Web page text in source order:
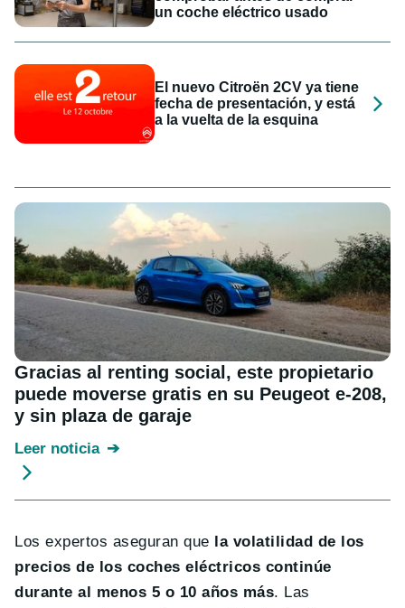
un coche eléctrico usado
El nuevo Citroën 2CV ya tiene
fecha de presentación, y está
a la vuelta de la esquina
Gracias al renting social, este propietario
puede moverse gratis en su Peugeot e-208,
y sin plaza de garaje
Leer noticia
Los expertos aseguran que la volatilidad de los
precios de los coches eléctricos continúe
durante al menos 5 o 10 años más. Las